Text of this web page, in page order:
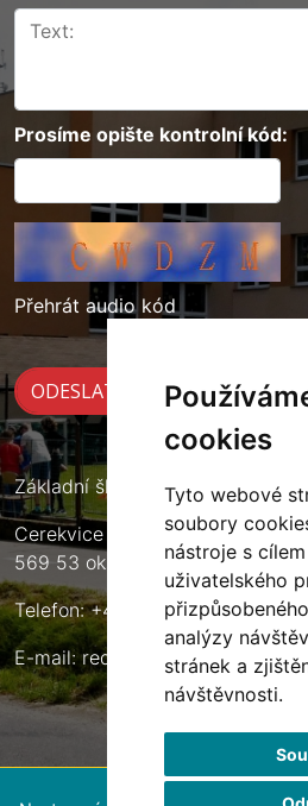
cookies
Tyto webové
soubory
nástroje s
uživatelského
analýzy
stránek a
návštěvnosti.
Prosíme opište kontrolní kód:
Přehrát audio kód
Základní škola Cerekvice nad
Cerekvice nad Loučnou 135
569 53 okres Svitavy
Telefon: +420 461 633 140
E-mail:reditel@zscerekvice.cz